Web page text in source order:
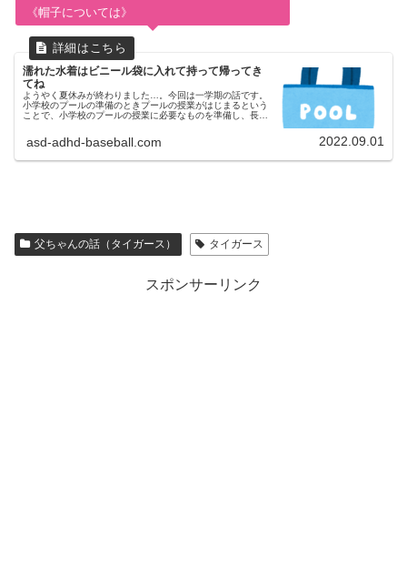
《帽子については》
濡れた水着はビニール袋に入れて持って帰ってき
てね
ようやく夏休みが終わりました…。今回は一学期の話です。
小学校のプールの準備のときプールの授業がはじまるという
ことで、小学校のプールの授業に必要なものを準備し、長男
asd-adhd-baseball.com 2022.09.01
父ちゃんの話（タイガース） タイガース
スポンサーリンク